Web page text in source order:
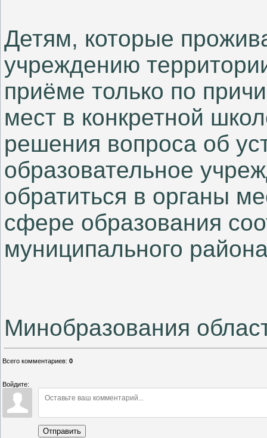
Детям, которые
учреждению
приёме только по
мест в конкретной
решения вопроса об
образовательное
обратиться в органы
сфере образования
муниципального
Минобразования
Всего комментариев: 0
Войдите:
Отправить